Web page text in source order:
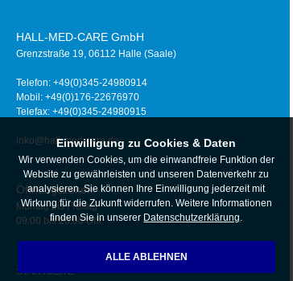
Einwilligung zu Cookies & Daten
Wir verwenden Cookies, um die einwandfreie Funktion der
Website zu gewährleisten und unseren Datenverkehr zu
analysieren. Sie können Ihre Einwilligung jederzeit mit
Wirkung für die Zukunft widerrufen. Weitere Informationen
finden Sie in unserer Datenschutzerklärung.
ALLE ABLEHNEN
HALL-MED-CARE GmbH
Grenzstraße 19, 06112 Halle (Saale)
Telefon: +49(0)345-24980914
Mobil: +49(0)176-22676970
Telefax: +49(0)345-24980915
inko@hall-med-care.de
Öffnungszeiten
Montag bis Freitag
09:00 bis 20:00 Uhr
STARTSEITE